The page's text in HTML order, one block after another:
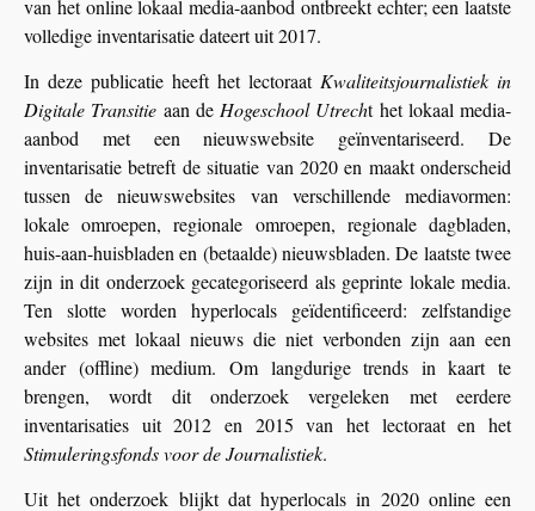
van het online lokaal media-aanbod ontbreekt echter; een laatste
volledige inventarisatie dateert uit 2017.
In deze publicatie heeft het lectoraat Kwaliteitsjournalistiek in
Digitale Transitie aan de Hogeschool Utrecht het lokaal media-
aanbod met een nieuwswebsite geïnventariseerd. De
inventarisatie betreft de situatie van 2020 en maakt onderscheid
tussen de nieuwswebsites van verschillende mediavormen:
lokale omroepen, regionale omroepen, regionale dagbladen,
huis-aan-huisbladen en (betaalde) nieuwsbladen. De laatste twee
zijn in dit onderzoek gecategoriseerd als geprinte lokale media.
Ten slotte worden hyperlocals geïdentificeerd: zelfstandige
websites met lokaal nieuws die niet verbonden zijn aan een
ander (offline) medium. Om langdurige trends in kaart te
brengen, wordt dit onderzoek vergeleken met eerdere
inventarisaties uit 2012 en 2015 van het lectoraat en het
Stimuleringsfonds voor de Journalistiek.
Uit het onderzoek blijkt dat hyperlocals in 2020 online een